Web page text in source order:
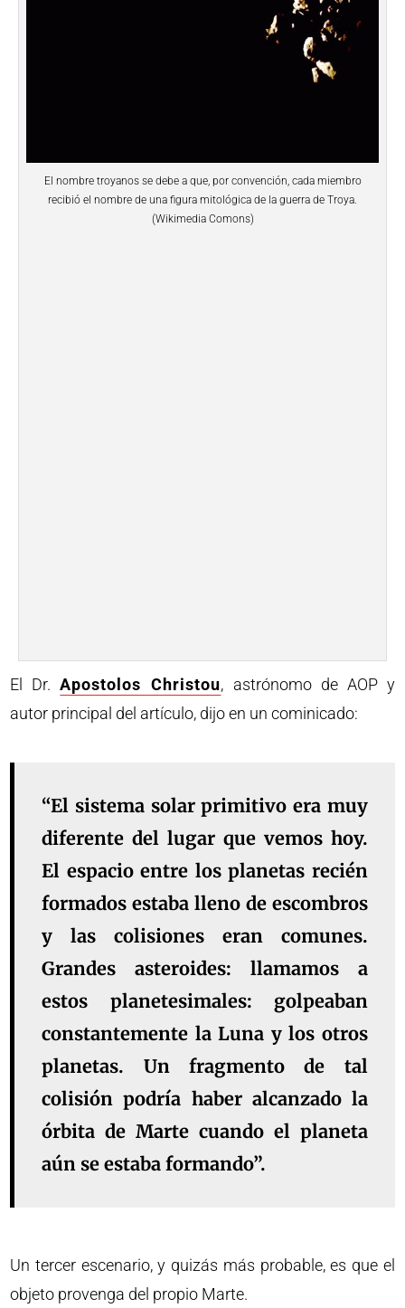
El nombre troyanos se debe a que, por convención, cada miembro
recibió el nombre de una figura mitológica de la guerra de Troya.
(Wikimedia Comons)
El Dr.Apostolos Christou, astrónomo de AOP y
autor principal del artículo, dijo en un cominicado:
“El sistema solar primitivo era muy
diferente del lugar que vemos hoy.
El espacio entre los planetas recién
formados estaba lleno de escombros
y las colisiones eran comunes.
Grandes asteroides: llamamos a
estos planetesimales: golpeaban
constantemente la Luna y los otros
planetas. Un fragmento de tal
colisión podría haber alcanzado la
órbita de Marte cuando el planeta
aún se estaba formando”.
Un tercer escenario, y quizás más probable, es que el
objeto provenga del propio Marte.